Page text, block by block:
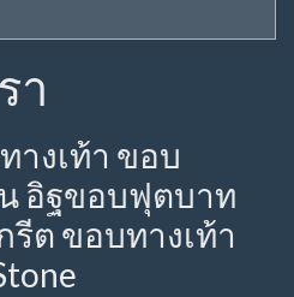
า
งเท้า ขอบ
อิฐขอบฟุตบาท
ต ขอบทางเท้า